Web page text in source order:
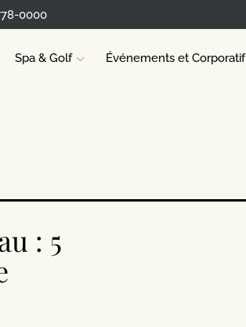
0000
Spa & Golf Événements et Corporatif
: 5